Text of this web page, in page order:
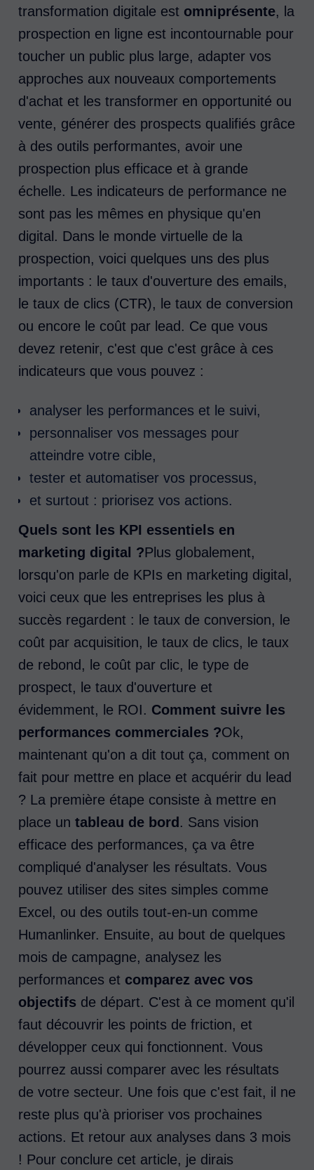
transformation digitale est omniprésente, la
prospection en ligne est incontournable pour
toucher un public plus large, adapter vos
approches aux nouveaux comportements
d'achat et les transformer en opportunité ou
vente, générer des prospects qualifiés grâce
à des outils performantes, avoir une
prospection plus efficace et à grande
échelle. Les indicateurs de performance ne
sont pas les mêmes en physique qu'en
digital. Dans le monde virtuelle de la
prospection, voici quelques uns des plus
importants : le taux d'ouverture des emails,
le taux de clics (CTR), le taux de conversion
ou encore le coût par lead. Ce que vous
devez retenir, c'est que c'est grâce à ces
indicateurs que vous pouvez :
analyser les performances et le suivi,
personnaliser vos messages pour
atteindre votre cible,
tester et automatiser vos processus,
et surtout : priorisez vos actions.
Quels sont les KPI essentiels en
marketing digital ?Plus globalement,
lorsqu'on parle de KPIs en marketing digital,
voici ceux que les entreprises les plus à
succès regardent : le taux de conversion, le
coût par acquisition, le taux de clics, le taux
de rebond, le coût par clic, le type de
prospect, le taux d'ouverture et
évidemment, le ROI. Comment suivre les
performances commerciales ?Ok,
maintenant qu'on a dit tout ça, comment on
fait pour mettre en place et acquérir du lead
? La première étape consiste à mettre en
place un tableau de bord . Sans vision
efficace des performances, ça va être
compliqué d'analyser les résultats. Vous
pouvez utiliser des sites simples comme
Excel, ou des outils tout-en-un comme
Humanlinker. Ensuite, au bout de quelques
mois de campagne, analysez les
performances et comparez avec vos
objectifs de départ. C'est à ce moment qu'il
faut découvrir les points de friction, et
développer ceux qui fonctionnent. Vous
pourrez aussi comparer avec les résultats
de votre secteur. ​Une fois que c'est fait, il ne
reste plus qu'à prioriser vos prochaines
actions. Et retour aux analyses dans 3 mois
! Pour conclure cet article, je dirais